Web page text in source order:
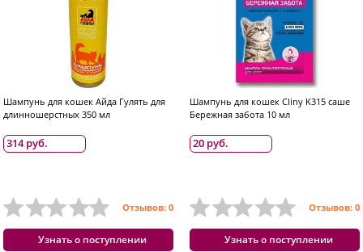
Шампунь для кошек Айда Гулять для
длинношерстных 350 мл
314 руб.
Отзывов: 0
Узнать о поступлении
Шампунь для кошек Cliny K315 саше
Бережная забота 10 мл
20 руб.
Отзывов: 0
Узнать о поступлении